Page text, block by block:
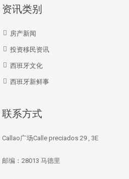
资讯类别
房产新闻
投资移民资讯
西班牙文化
西班牙新鲜事
联系方式
Callao广场Calle preciados 29 , 3E
邮编：28013 马德里